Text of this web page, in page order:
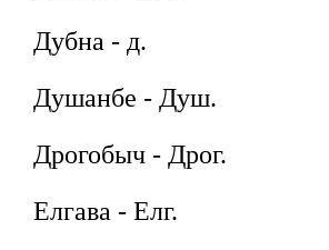
Дубна - д.
Душанбе - Душ.
Дрогобыч - Дрог.
Елгава - Елг.